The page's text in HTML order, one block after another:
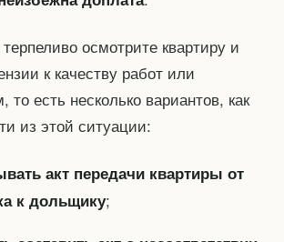
осмотрите квартиру и
к качеству работ или
то есть несколько вариантов, как
из этой ситуации:
акт передачи квартиры от
к дольщику;